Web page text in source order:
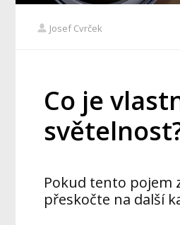
Josef Cvrček
Co je
Pokud tento pojem
přeskočte na další